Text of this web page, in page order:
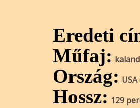
Eredeti
Műfaj:
Ország:
Hossz: 129